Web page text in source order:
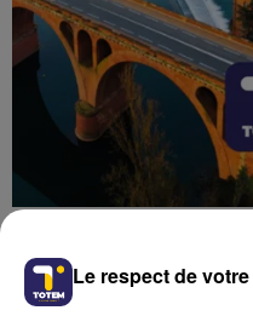
Le respect de